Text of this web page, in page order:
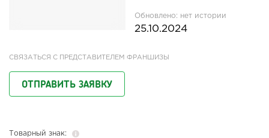
Обновлено: нет истории
25.10.2024
СВЯЗАТЬСЯ С ПРЕДСТАВИТЕЛЕМ ФРАНШИЗЫ
ОТПРАВИТЬ ЗАЯВКУ
Товарный знак: